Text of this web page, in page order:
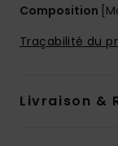
Composition
Traçabilité du
Livraison &